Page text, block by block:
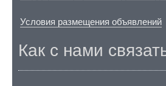
Условия размещения объявлений
Как с нами